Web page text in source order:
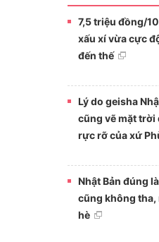
7,5 triệu đồng/
xấu xí vừa cực
đến thế
Lý do geisha
cũng vẽ mặt trời
rực rỡ của xứ
Nhật Bản đúng
cũng không tha,
hè